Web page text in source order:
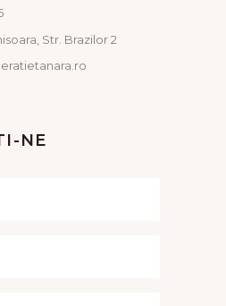
Str. Brazilor 2
NE